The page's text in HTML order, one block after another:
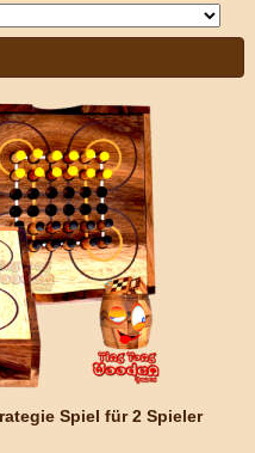
Spiel für 2 Spieler